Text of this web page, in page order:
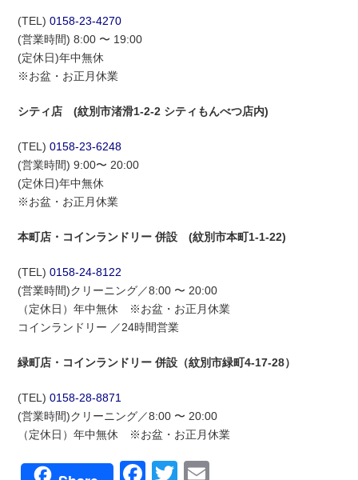
(TEL)0158-23-4270
(営業時間) 8:00 〜 19:00
(定休日)年中無休
※お盆・お正月休業
シティ店 (紋別市渚滑1-2-2 シティもんべつ店内)
(TEL)0158-23-6248
(営業時間) 9:00〜 20:00
(定休日)年中無休
※お盆・お正月休業
本町店・コインランドリー 併設 (紋別市本町1-1-22)
(TEL)0158-24-8122
(営業時間)クリーニング／8:00 〜 20:00
（定休日）年中無休 ※お盆・お正月休業
コインランドリー ／24時間営業
緑町店・コインランドリー 併設（紋別市緑町4-17-28）
(TEL)0158-28-8871
(営業時間)クリーニング／8:00 〜 20:00
（定休日）年中無休 ※お盆・お正月休業
Facebook
Twitter